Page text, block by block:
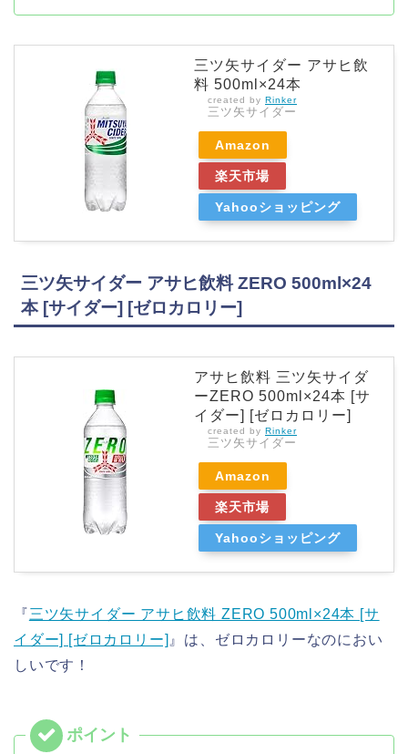
三ツ矢サイダー アサヒ飲
料 500ml×24本
created by Rinker
三ツ矢サイダー
Amazon
楽天市場
Yahooショッピング
三ツ矢サイダー アサヒ飲料 ZERO 500ml×24
本 [サイダー] [ゼロカロリー]
アサヒ飲料 三ツ矢サイダ
ーZERO 500ml×24本 [サ
イダー] [ゼロカロリー]
created by Rinker
三ツ矢サイダー
Amazon
楽天市場
Yahooショッピング
『三ツ矢サイダー アサヒ飲料 ZERO 500ml×24本 [サ
イダー] [ゼロカロリー] 』は、ゼロカロリーなのにおい
しいです！